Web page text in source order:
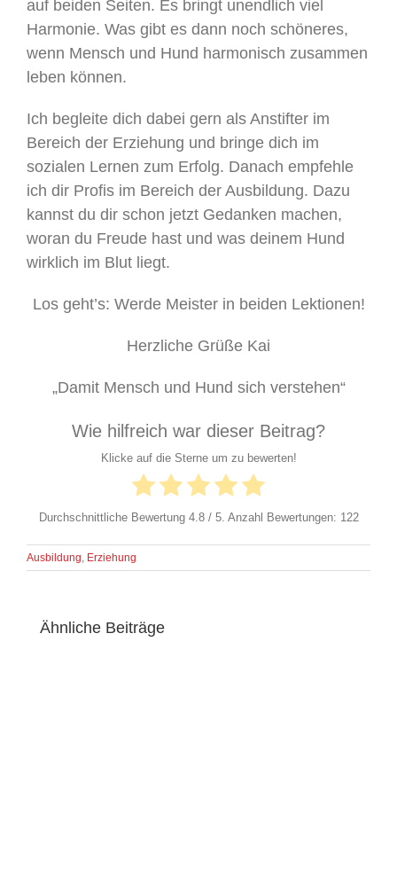
auf beiden Seiten. Es bringt unendlich viel
Harmonie. Was gibt es dann noch schöneres,
wenn Mensch und Hund harmonisch zusammen
leben können.
Ich begleite dich dabei gern als Anstifter im
Bereich der Erziehung und bringe dich im
sozialen Lernen zum Erfolg. Danach empfehle
ich dir Profis im Bereich der Ausbildung. Dazu
kannst du dir schon jetzt Gedanken machen,
woran du Freude hast und was deinem Hund
wirklich im Blut liegt.
Los geht’s: Werde Meister in beiden Lektionen!
Herzliche Grüße Kai
„Damit Mensch und Hund sich verstehen“
Wie hilfreich war dieser Beitrag?
Klicke auf die Sterne um zu bewerten!
Durchschnittliche Bewertung 4.8/ 5. Anzahl Bewertungen: 122
Ausbildung, Erziehung
Ähnliche Beiträge